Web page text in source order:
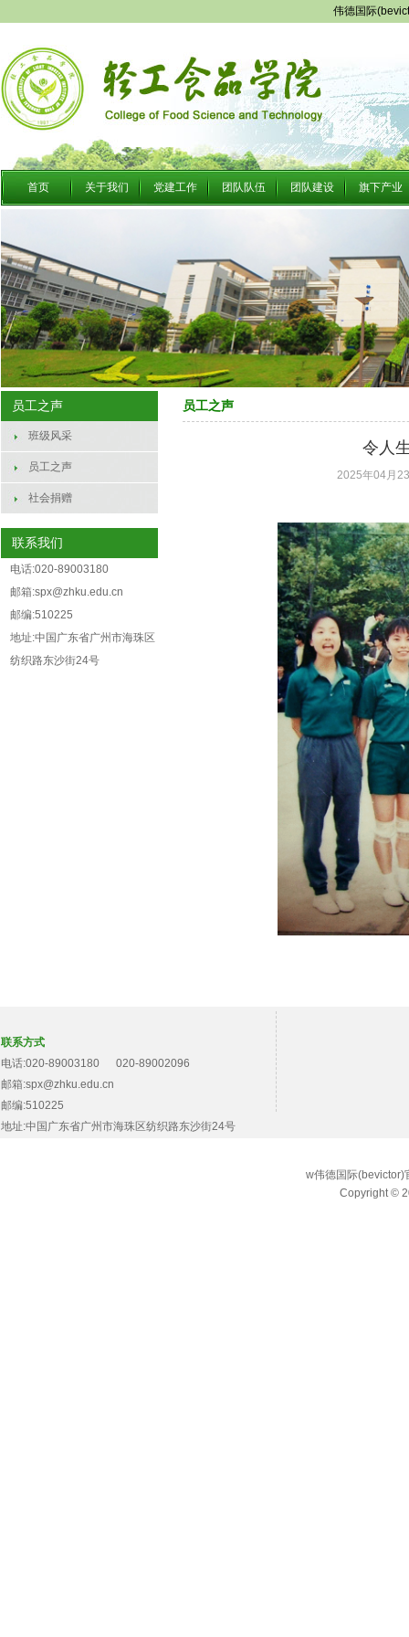
伟德国际
首页 关于我们 党建工作 团队队伍 团队建设 旗下产业
员工之声
班级风采
员工之声
社会捐赠
联系我们
电话:020-89003180
邮箱:spx@zhku.edu.cn
邮编:510225
地址:中国广东省广州市海珠区
纺织路东沙街24号
员工之声
令人
2025年04月
联系方式
电话:020-89003180 020-89002096
邮箱:spx@zhku.edu.cn
邮编:510225
地址:中国广东省广州市海珠区纺织路东沙街24号
w伟德国际(bevictor)
Copyright ©